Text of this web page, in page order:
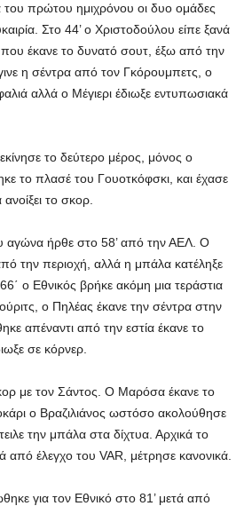
του πρώτου ημιχρόνου οι δυο ομάδες
Στο 44’ ο Χριστοδούλου είπε ξανά
που έκανε το δυνατό σουτ, έξω από την
η σέντρα από τον Γκόρουμπετς, ο
αλλά ο Μέγιερι έδιωξε εντυπωσιακά
το δεύτερο μέρος, μόνος ο
το πλασέ του Γουοτκόφσκι, και έχασε
το σκορ.
αγώνα ήρθε στο 58’ από την ΑΕΛ. Ο
την περιοχή, αλλά η μπάλα κατέληξε
ο Εθνικός βρήκε ακόμη μια τεράστια
ο Πηλέας έκανε την σέντρα στην
απέναντι από την εστία έκανε το
σε κόρνερ.
με τον Σάντος. Ο Μαρόσα έκανε το
ο Βραζιλιάνος ωστόσο ακολούθησε
την μπάλα στα δίχτυα. Αρχικά το
έλεγχο του VAR, μέτρησε κανονικά.
για τον Εθνικό στο 81’ μετά από